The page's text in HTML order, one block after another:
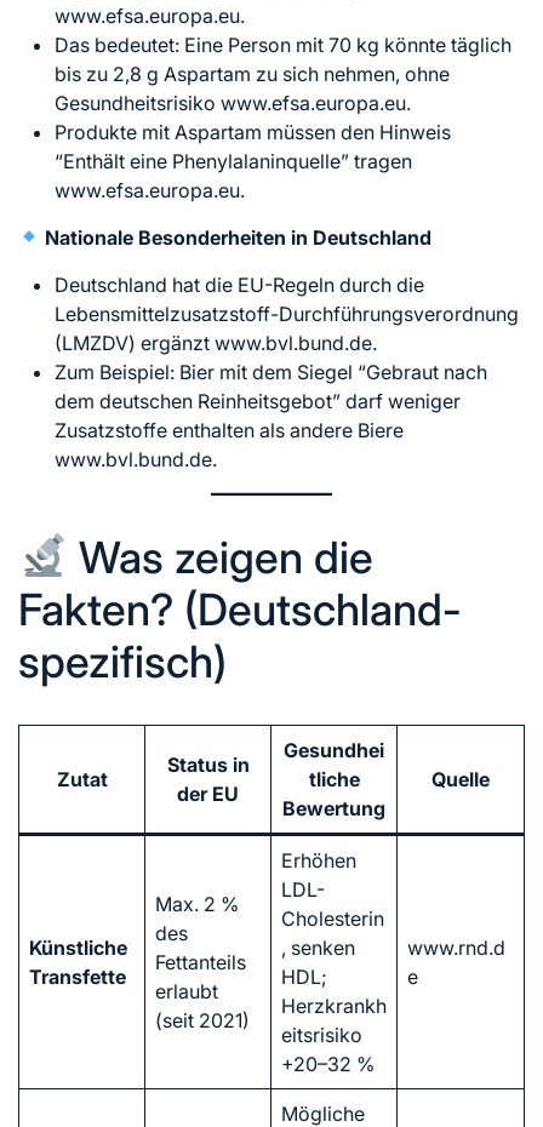
www.efsa.europa.eu.
Das bedeutet: Eine Person mit 70 kg könnte täglich
bis zu 2,8 g Aspartam zu sich nehmen, ohne
Gesundheitsrisiko www.efsa.europa.eu.
Produkte mit Aspartam müssen den Hinweis
“Enthält eine Phenylalaninquelle” tragen
www.efsa.europa.eu.
Nationale Besonderheiten in Deutschland
Deutschland hat die EU-Regeln durch die
Lebensmittelzusatzstoff-Durchführungsverordnung
(LMZDV) ergänzt www.bvl.bund.de.
Zum Beispiel: Bier mit dem Siegel “Gebraut nach
dem deutschen Reinheitsgebot” darf weniger
Zusatzstoffe enthalten als andere Biere
www.bvl.bund.de.
Was zeigen die
Fakten? (Deutschland-
spezifisch)
Zutat
Status in
der EU
Gesundhei
tliche
Bewertung
Quelle
Künstliche
Transfette
Max. 2 %
des
Fettanteils
erlaubt
(seit 2021)
Erhöhen
LDL-
Cholesterin
, senken
HDL;
Herzkrankh
eitsrisiko
+20–32 %
www.rnd.d
e
Mögliche